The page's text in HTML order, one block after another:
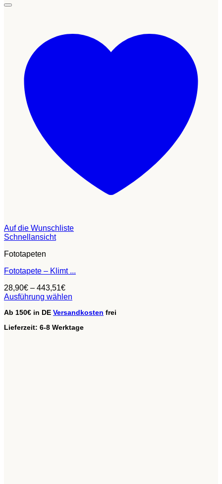
Auf die Wunschliste
Schnellansicht
Fototapeten
Fototapete – Klimt ...
28,90€ – 443,51€
Ausführung wählen
Produkt
weist
mehrere
Ab 150€ in DE Versandkosten frei
Lieferzeit: 6-8 Werktage